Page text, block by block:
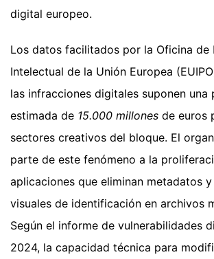
digital europeo.
Los datos facilitados por la Oficina de
Intelectual de la Unión Europea
las infracciones digitales suponen una
estimada de 15.000 millones de euros
sectores creativos del bloque. El
parte de este fenómeno a la
aplicaciones que eliminan metadatos y
visuales de identificación en archivos
Según el informe de vulnerabilidades
2024, la capacidad técnica para